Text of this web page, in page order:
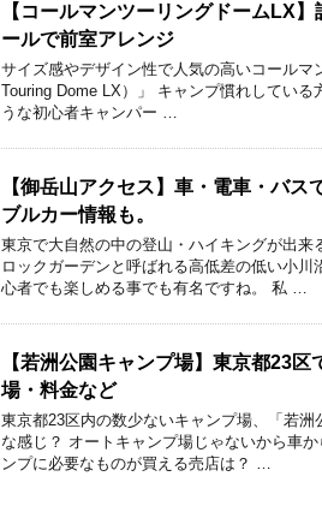
【コールマンツーリングドームLX
ールで前室アレンジ
サイズ感やデザイン性で人気の高いコール
Touring Dome LX）」 キャンプ慣れしてい
うな初心者キャンパー …
【御岳山アクセス】車・電車・バ
ブルカー情報も。
東京で大自然の中の登山・ハイキングが出来
ロックガーデンと呼ばれる高低差の低い小
心者でも楽しめる事でも有名ですね。 私 …
【若洲公園キャンプ場】東京都23
場・料金など
東京都23区内の数少ないキャンプ場、「若
な感じ？ オートキャンプ場じゃないから車
ンプに必要なものが買える売店は？ …